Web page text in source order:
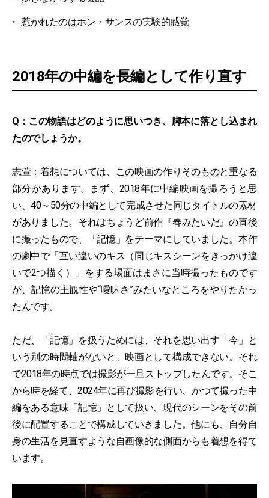
惹かれたのはホン・サンスの実験的感覚
2018年の中編を長編として作り直す
Q：この物語はどのように思いつき、脚本に落とし込まれ
たのでしょうか。
志萱：着想については、この映画の作りそのものと重なる
部分があります。まず、2018年に中編映画を撮ろうと思
い、40～50分の中編として完成させた同じタイトルの素材
がありました。それはちょうど前作『春みたいだ』の直後
に撮ったもので、「記憶」をテーマにしていました。本作
の劇中で「互い違いのキス（同じキスシーンをきっかけ違
いで2つ描く）」をする場面はまさに当時撮ったものです
が、記憶の主観性や“曖昧さ”みたいなところをやりたかっ
たんです。
ただ、「記憶」を扱うためには、それを思い出す「今」と
いう別の時間軸がないと、映画として構成できない。それ
で2018年の時点では撮影が一旦ストップしたんです。そこ
から時を経て、2024年に再び撮影を行い、かつて撮った中
編をある意味「記憶」として扱い、現代のシーンをその前
後に配置することで構成していきました。他にも、自分自
身の生活を見直すような自画像的な側面からも着想を得て
います。